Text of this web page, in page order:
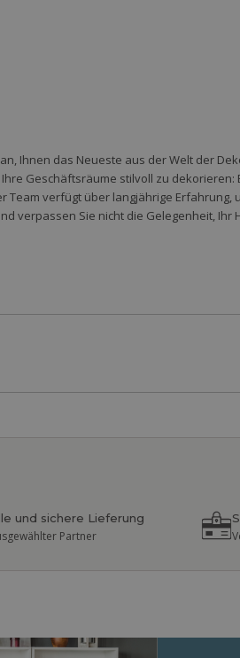
Ihnen das Neueste aus der Welt der
Geschäftsräume stilvoll zu dekorieren:
Team verfügt über langjährige
verpassen Sie nicht die Gelegenheit,
und sichere Lieferung
Partner